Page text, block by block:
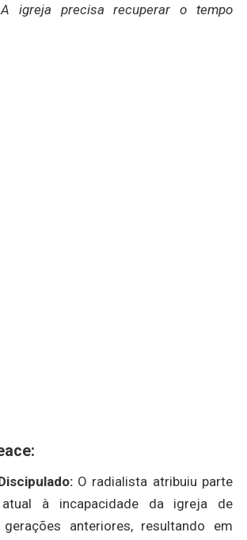
igreja precisa recuperar o tempo
O radialista atribuiu parte
à incapacidade da igreja de
gerações anteriores, resultando em